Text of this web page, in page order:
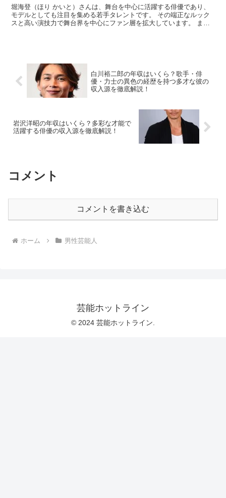
堀海登（ほり かいと）さんは、舞台を中心に活躍する俳優であり、
モデルとしても注目を集める若手タレントです。 その端正なルック
スと高い演技力で舞台界を中心にファン層を拡大しています。 ま
白川裕二郎の年収はいくら？歌手・俳
優・力士の異色の経歴を持つ多才な彼の
収入源を徹底解説！
岩沢洋昭の年収はいくら？多彩な才能で
活躍する俳優の収入源を徹底解説！
コメント
コメントを書き込む
ホーム 男性芸能人
芸能ホットライン
© 2024 芸能ホットライン.